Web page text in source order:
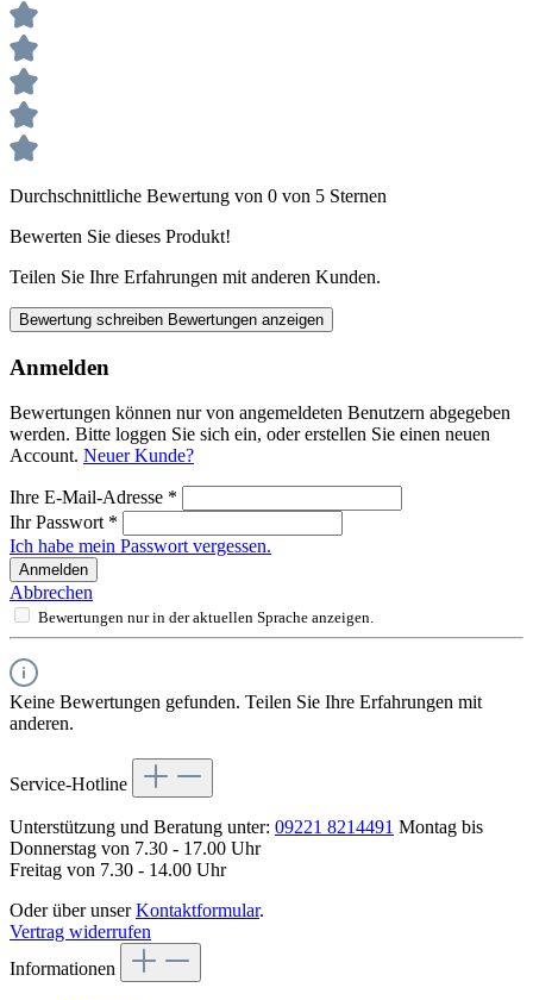
Durchschnittliche Bewertung von 0 von 5 Sternen
Bewerten Sie dieses Produkt!
Teilen Sie Ihre Erfahrungen mit anderen Kunden.
Bewertung schreiben Bewertungen anzeigen
Anmelden
Bewertungen können nur von angemeldeten Benutzern abgegeben
werden. Bitte loggen Sie sich ein, oder erstellen Sie einen neuen
Account. Neuer Kunde?
Ihre E-Mail-Adresse *
Ihr Passwort *
Ich habe mein Passwort vergessen.
Anmelden
Abbrechen
Bewertungen nur in der aktuellen Sprache anzeigen.
Keine Bewertungen gefunden. Teilen Sie Ihre Erfahrungen mit
anderen.
Service-Hotline
Unterstützung und Beratung unter: 09221 8214491 Montag bis
Donnerstag von 7.30 - 17.00 Uhr
Freitag von 7.30 - 14.00 Uhr
Oder über unserKontaktformular.
Vertrag widerrufen
Informationen